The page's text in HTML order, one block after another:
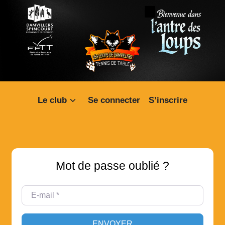
Le club Se connecter S’inscrire
Mot de passe oublié ?
E-mail